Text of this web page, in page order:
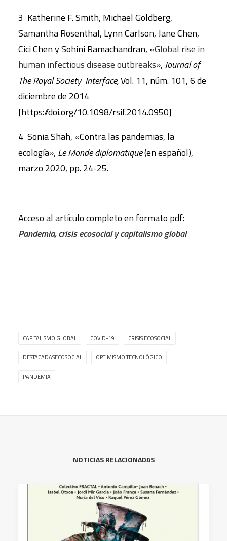
3 Katherine F. Smith, Michael Goldberg,
Samantha Rosenthal, Lynn Carlson, Jane Chen,
Cici Chen y Sohini Ramachandran, «Global rise in
human infectious disease outbreaks»,Journal of
The Royal Society Interface,Vol. 11, núm. 101, 6 de
diciembre de 2014
[https://doi.org/10.1098/rsif.2014.0950]
4 Sonia Shah, «Contra las pandemias, la
ecología», Le Monde diplomatique(en español),
marzo 2020, pp. 24-25.
Acceso al artículo completo en formato pdf:
Pandemia, crisis ecosocial y capitalismo global
CAPITALISMO GLOBAL COVID-19 CRISIS ECOSOCIAL
DESTACADASECOSOCIAL OPTIMISMO TECNOLÓGICO
PANDEMIA
NOTICIAS RELACIONADAS